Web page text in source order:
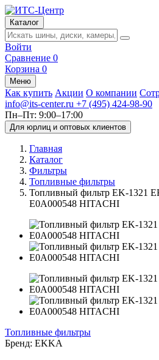
Каталог
Войти
Сравнение 0
Корзина 0
Меню
Как купить Акции О компании
info@its-center.ru +7 (495) 424-98-90
Пн–Пт: 9:00–17:00
Для юрлиц и оптовых клиентов
Главная
Каталог
Фильтры
Топливные фильтры
Топливный фильтр EK-1321
E0A000548 HITACHI
Топливные фильтры
Бренд: EKKA